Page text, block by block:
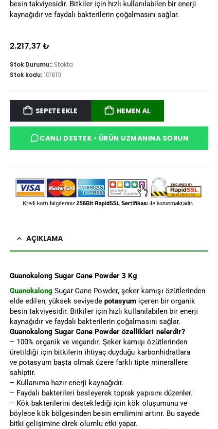
besin takviyesidir. Bitkiler için hızlı kullanılabilen bir enerji
kaynağıdır ve faydalı bakterilerin çoğalmasını sağlar.
2.217,37 ₺
Stok Durumu:: Stokta
Stok kodu:101610
SEPETE EKLE HEMEN AL
CANLI DESTEK • ÜRÜN UZMANINA SORUN
AÇIKLAMA
Guanokalong Sugar Cane Powder 3 Kg
Guanokalong Sugar Cane Powder, şeker kamışı özütlerinden
elde edilen, yüksek seviyede potasyum içeren bir organik
besin takviyesidir. Bitkiler için hızlı kullanılabilen bir enerji
kaynağıdır ve faydalı bakterilerin çoğalmasını sağlar.
Guanokalong Sugar Cane Powder özellikleri nelerdir?
– 100% organik ve vegandır. Şeker kamışı özütlerinden
üretildiği için bitkilerin ihtiyaç duyduğu karbonhidratlara
ve potasyum başta olmak üzere farklı tipte minerallere
sahiptir.
– Kullanıma hazır enerji kaynağıdır.
– Faydalı bakterileri besleyerek toprak yapısını düzenler.
– Kök bakterilerini desteklediği için kök oluşumunu ve
böylece kök bölgesinden besin emilimini artırır. Bu sayede
bitki gelişimine direk olumlu etki yapar.